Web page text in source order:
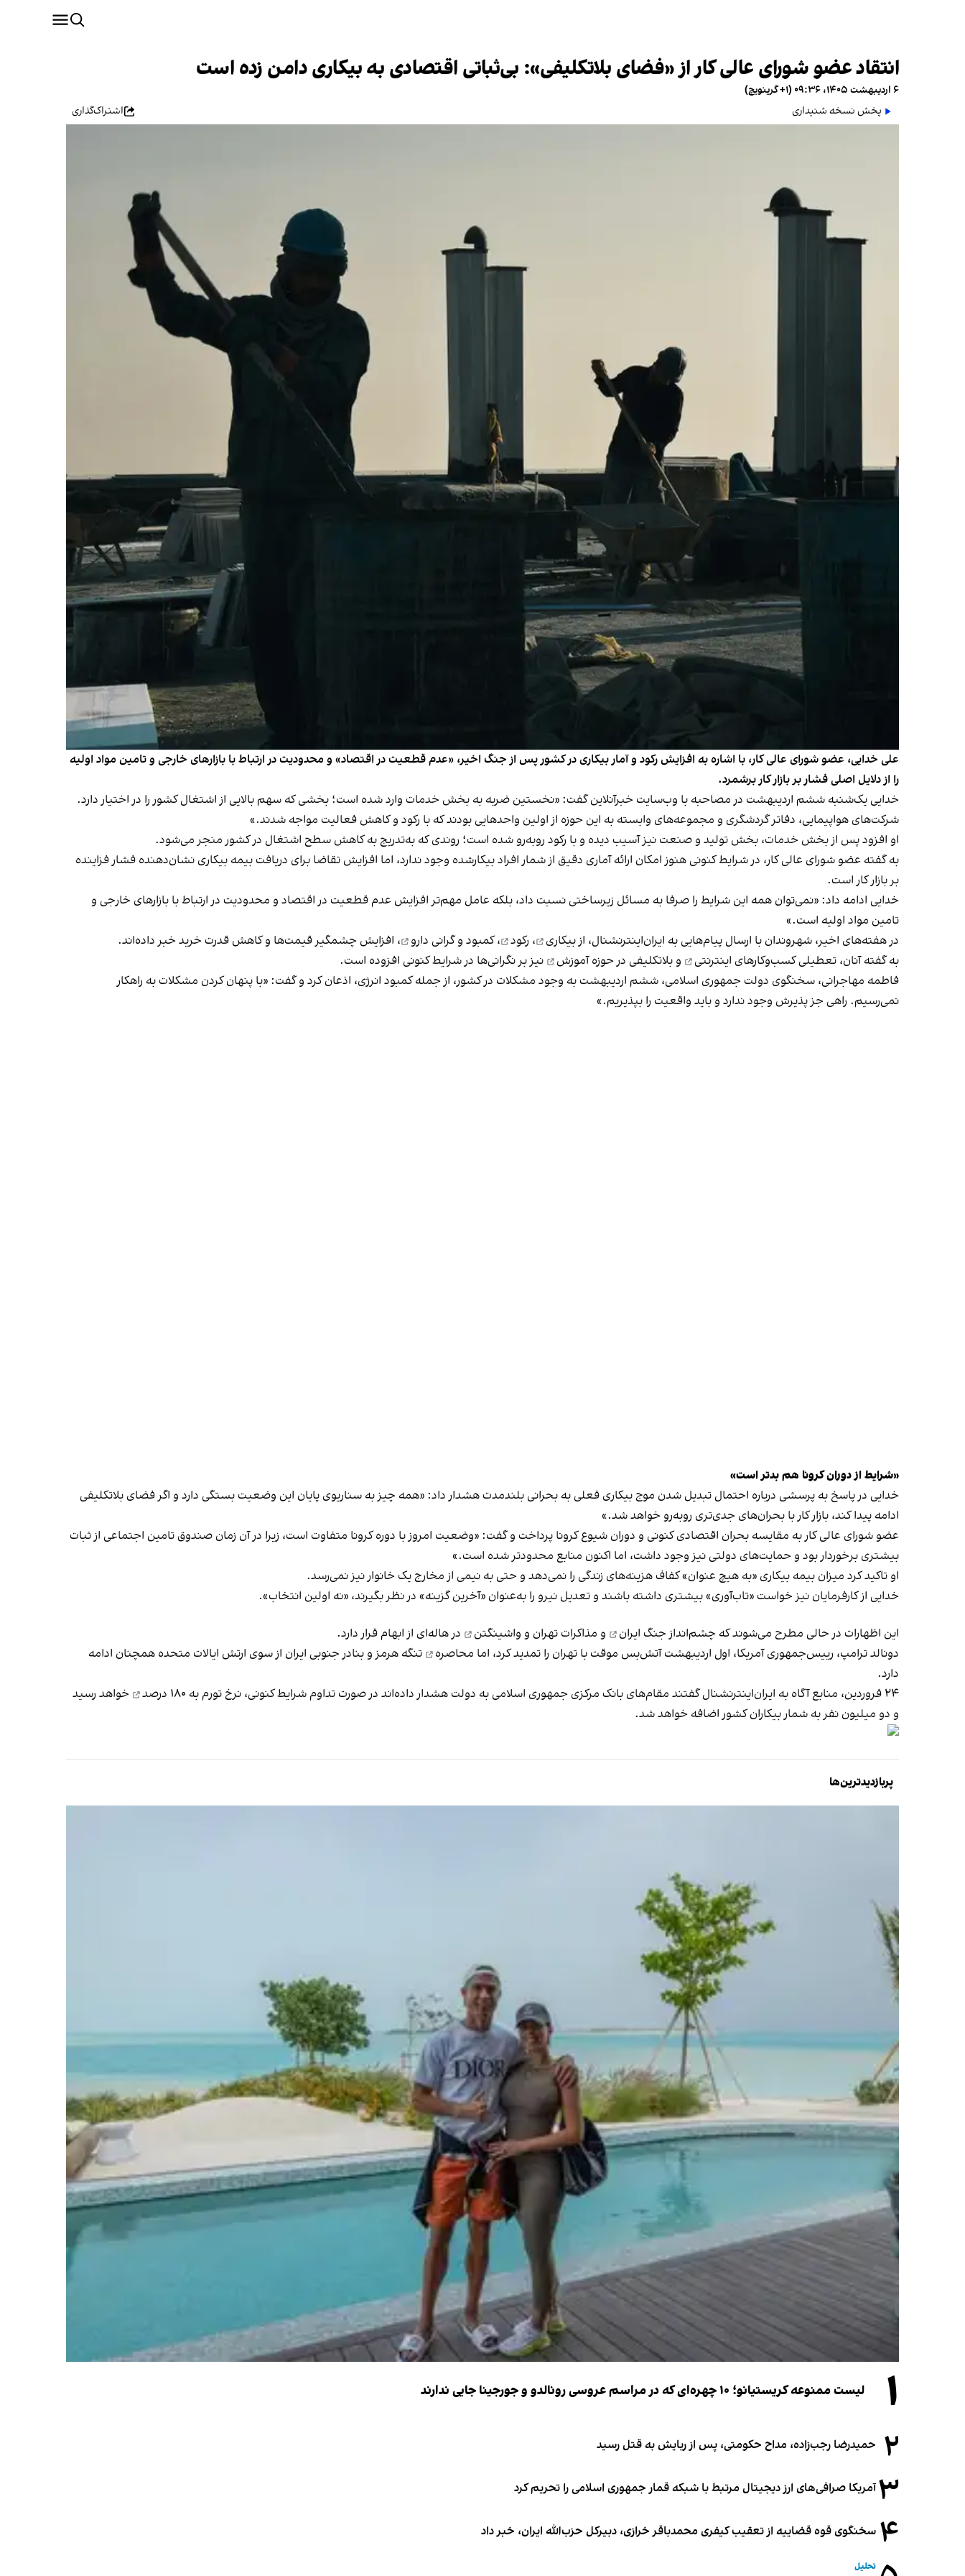
انتقاد عضو شورای عالی کار از «فضای بلاتکلیفی»: بی‌ثباتی اقتصادی به بیکاری دامن زده است
۶ اردیبهشت ۱۴۰۵، ۰۹:۳۶ (‎+۱ گرینویچ)
پخش نسخه شنیداری
اشتراک‌گذاری
علی خدایی، عضو شورای عالی کار، با اشاره به افزایش رکود و آمار بیکاری در کشور پس از جنگ اخیر، «عدم قطعیت در اقتصاد» و محدودیت در ارتباط با بازارهای خارجی و تامین مواد اولیه
را از دلایل اصلی فشار بر بازار کار برشمرد.
خدایی یک‌شنبه ششم اردیبهشت در مصاحبه با وب‌سایت خبرآنلاین گفت: «نخستین ضربه به بخش خدمات وارد شده است؛ بخشی که سهم بالایی از اشتغال کشور را در اختیار دارد.
شرکت‌های هواپیمایی، دفاتر گردشگری و مجموعه‌های وابسته به این حوزه از اولین واحدهایی بودند که با رکود و کاهش فعالیت مواجه شدند.»
او افزود پس از بخش خدمات، بخش تولید و صنعت نیز آسیب دیده و با رکود روبه‌رو شده‌ است؛ روندی که به‌تدریج به کاهش سطح اشتغال در کشور منجر می‌شود.
‏به گفته عضو شورای عالی کار، در شرایط کنونی هنوز امکان ارائه آماری دقیق از شمار افراد بیکارشده وجود ندارد، اما افزایش تقاضا برای دریافت بیمه بیکاری نشان‌دهنده فشار فزاینده
بر بازار کار است.
خدایی ادامه داد: «نمی‌توان همه این شرایط را صرفا به مسائل زیرساختی نسبت داد، بلکه عامل مهم‌تر افزایش عدم قطعیت در اقتصاد و محدودیت در ارتباط با بازارهای خارجی و
تامین مواد اولیه است.»
در هفته‌های اخیر، شهروندان با ارسال پیام‌هایی به ایران‌اینترنشنال، ازبیکاری ، رکود ،کمبود و گرانی دارو
، افزایش چشمگیر قیمت‌ها و کاهش قدرت خرید خبر داده‌اند.
به گفته آنان، تعطیلیکسب‌وکارهای اینترنتی و بلاتکلیفی در حوزهآموزش
نیز بر نگرانی‌ها در شرایط کنونی افزوده است.
فاطمه مهاجرانی، سخنگوی دولت جمهوری اسلامی، ششم اردیبهشت به وجود مشکلات در کشور، از جمله کمبود انرژی، اذعان کرد و گفت: «با پنهان کردن مشکلات به راهکار
نمی‌رسیم. راهی جز پذیرش وجود ندارد و باید واقعیت را بپذیریم.»
«شرایط از دوران کرونا هم بدتر است»
خدایی در پاسخ به پرسشی درباره احتمال تبدیل شدن موج بیکاری فعلی به بحرانی بلندمدت هشدار داد: «همه چیز به سناریوی پایان این وضعیت بستگی دارد و اگر فضای بلاتکلیفی
ادامه پیدا کند، بازار کار با بحران‌های جدی‌تری روبه‌رو خواهد شد.»
عضو شورای عالی کار به مقایسه بحران اقتصادی کنونی و دوران شیوع کرونا پرداخت و گفت: «وضعیت امروز با دوره کرونا متفاوت است، زیرا در آن زمان صندوق تامین اجتماعی از ثبات
بیشتری برخوردار بود و حمایت‌های دولتی نیز وجود داشت، اما اکنون منابع محدودتر شده است.»
او تاکید کرد میزان بیمه بیکاری «به هیچ عنوان» کفاف هزینه‌های زندگی را نمی‌دهد و حتی به نیمی از مخارج یک خانوار نیز نمی‌رسد.
خدایی از کارفرمایان نیز خواست «تاب‌آوری» بیشتری داشته باشند و تعدیل نیرو را به‌عنوان «آخرین گزینه» در نظر بگیرند، «نه اولین انتخاب».
این اظهارات در حالی مطرح می‌شوند که چشم‌اندازجنگ ایران و مذاکرات تهران و واشینگتن
در هاله‌ای از ابهام قرار دارد.
دونالد ترامپ، رییس‌جمهوری آمریکا، اول اردیبهشت آتش‌بس موقت با تهران را تمدید کرد، اما محاصره
تنگه هرمز و بنادر جنوبی ایران از سوی ارتش ایالات متحده همچنان ادامه
دارد.
۲۴ فروردین، منابع آگاه به ایران‌اینترنشنال گفتند مقام‌های بانک مرکزی جمهوری اسلامی به دولت هشدار داده‌اند در صورت تداوم شرایط کنونی، نرخ تورم به
۱۸۰ درصد
خواهد رسید
و دو میلیون نفر به شمار بیکاران کشور اضافه خواهد شد.
پربازدیدترین‌ها
۱ لیست ممنوعه کریستیانو؛ ۱۰ چهره‌ای که در مراسم عروسی رونالدو و جورجینا جایی ندارند
۲ حمیدرضا رجب‌زاده، مداح حکومتی، پس از ربایش به قتل رسید
۳آمریکا صرافی‌های ارز دیجیتال مرتبط با شبکه قمار جمهوری اسلامی را تحریم کرد
۴ سخنگوی قوه قضاییه از تعقیب کیفری محمدباقر خرازی، دبیر‌کل حزب‌الله ایران، خبر داد
تحلیل